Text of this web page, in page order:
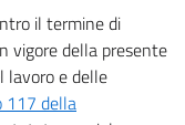
il termine di
vigore della presente
lavoro e delle
117 della